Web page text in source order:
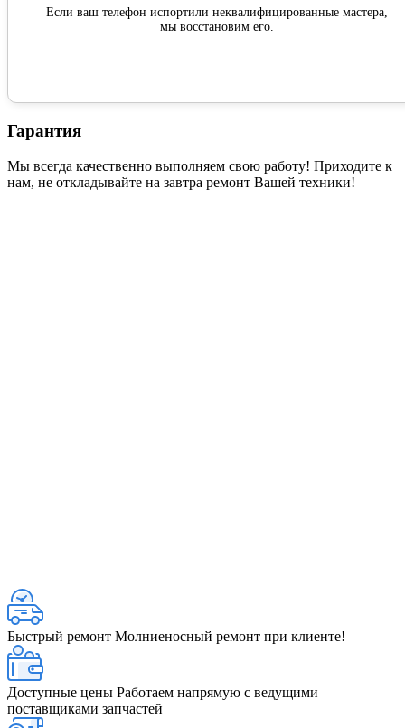
Если ваш телефон испортили неквалифицированные мастера,
мы восстановим его.
Гарантия
Мы всегда качественно выполняем свою работу! Приходите к
нам, не откладывайте на завтра ремонт Вашей техники!
Быстрый ремонт Молниеносный ремонт при клиенте!
Доступные цены Работаем напрямую с ведущими
поставщиками запчастей